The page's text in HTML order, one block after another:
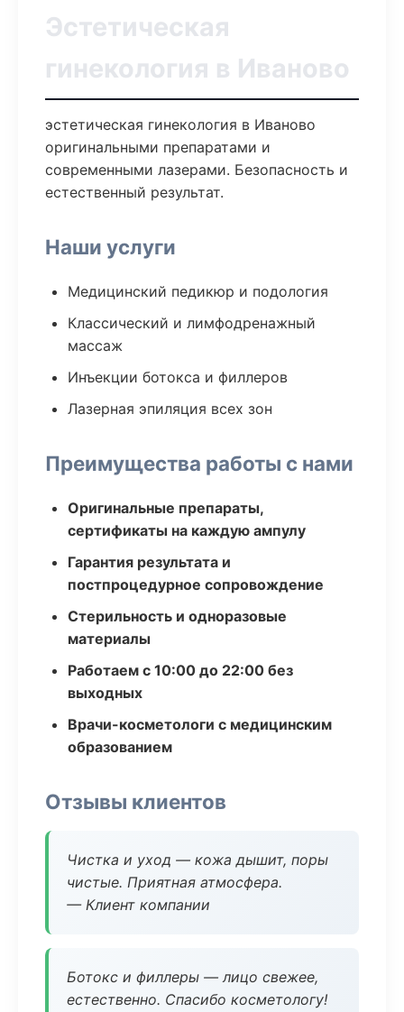
Эстетическая
гинекология в Иваново
эстетическая гинекология в Иваново
оригинальными препаратами и
современными лазерами. Безопасность и
естественный результат.
Наши услуги
Медицинский педикюр и подология
Классический и лимфодренажный
массаж
Инъекции ботокса и филлеров
Лазерная эпиляция всех зон
Преимущества работы с нами
Оригинальные препараты,
сертификаты на каждую ампулу
Гарантия результата и
постпроцедурное сопровождение
Стерильность и одноразовые
материалы
Работаем с 10:00 до 22:00 без
выходных
Врачи-косметологи с медицинским
образованием
Отзывы клиентов
Чистка и уход — кожа дышит, поры
чистые. Приятная атмосфера.
— Клиент компании
Ботокс и филлеры — лицо свежее,
естественно. Спасибо косметологу!